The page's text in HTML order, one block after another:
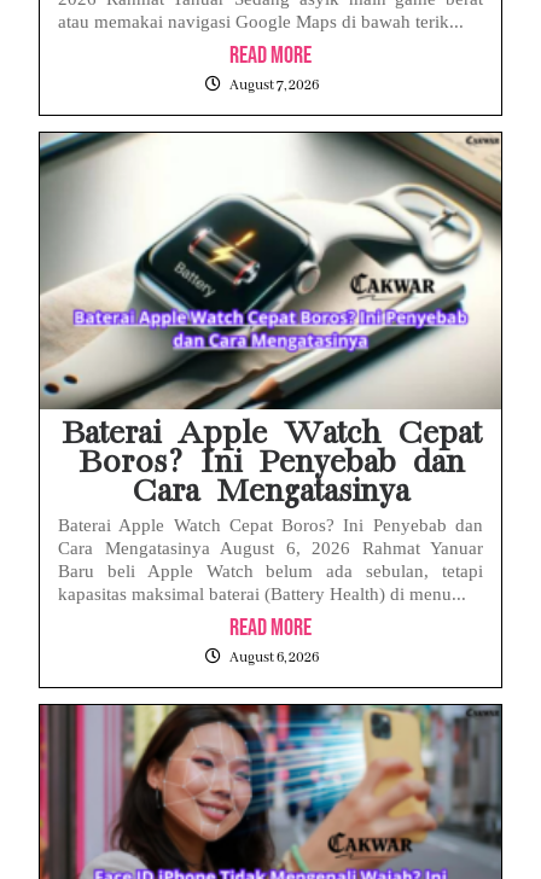
atau memakai navigasi Google Maps di bawah terik...
Read More
August 7, 2026
Baterai Apple Watch Cepat
Boros? Ini Penyebab dan
Cara Mengatasinya
Baterai Apple Watch Cepat Boros? Ini Penyebab dan
Cara Mengatasinya August 6, 2026 Rahmat Yanuar
Baru beli Apple Watch belum ada sebulan, tetapi
kapasitas maksimal baterai (Battery Health) di menu...
Read More
August 6, 2026